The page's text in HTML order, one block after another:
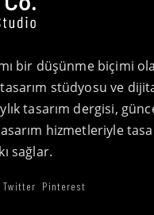
bir düşünme biçimi
stüdyosu ve
tasarım dergisi,
hizmetleriyle
sağlar.
Twitter Pinterest